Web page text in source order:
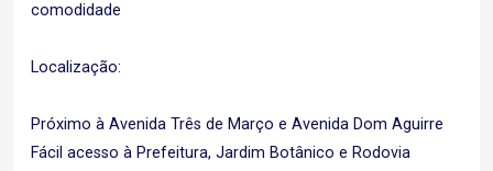
comodidade
Localização:
Próximo à Avenida Três de Março e Avenida Dom Aguirre
Fácil acesso à Prefeitura, Jardim Botânico e Rodovia